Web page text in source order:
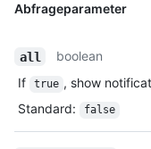
Abfrageparameter
all
boolean
If
true , show
Standard: false